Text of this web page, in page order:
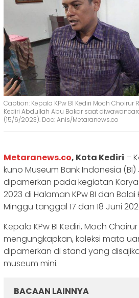
Caption: Kepala KPw BI Kediri Moch Choirur
Kediri Abdullah Abu Bakar saat
(15/6/2023). Doc: Anis/Metaranews.co
Metaranews.co, Kota Kediri –
kuno Museum Bank Indonesia
dipamerkan pada kegiatan
2023 di Halaman KPw BI dan
Minggu tanggal 17 dan 18 Juni
Kepala KPw BI Kediri, Moch
mengungkapkan, koleksi mata
dipamerkan di stand yang
museum mini.
BACAAN LAINNYA